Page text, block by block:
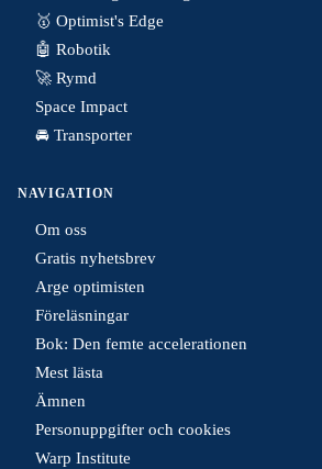
🥇 Optimist's Edge
🤖 Robotik
🚀 Rymd
Space Impact
🚘 Transporter
NAVIGATION
Om oss
Gratis nyhetsbrev
Arge optimisten
Föreläsningar
Bok: Den femte accelerationen
Mest lästa
Ämnen
Personuppgifter och cookies
Warp Institute